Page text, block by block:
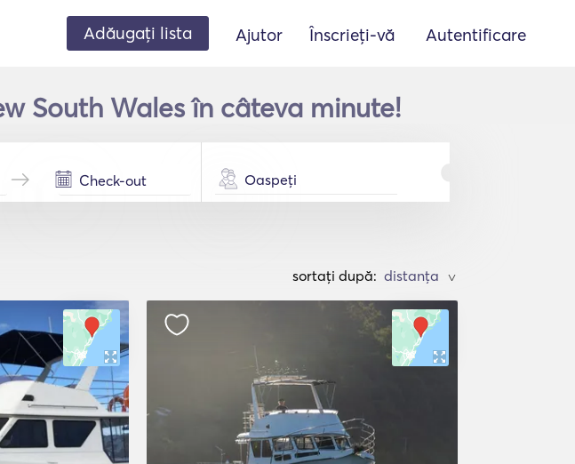
Adăugați lista Ajutor Înscrieți-vă Autentificare
South Wales în câteva minute!
Oaspeți
sortați după: >